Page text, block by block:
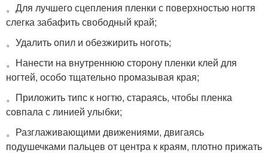
。Для лучшего сцепления пленки с поверхностью ногтя
слегка забафить свободный край;
。Удалить опил и обезжирить ноготь;
。Нанести на внутреннюю сторону пленки клей для
ногтей, особо тщательно промазывая края;
。Приложить типс к ногтю, стараясь, чтобы пленка
совпала с линией улыбки;
。Разглаживающими движениями, двигаясь
подушечками пальцев от центра к краям, плотно прижать